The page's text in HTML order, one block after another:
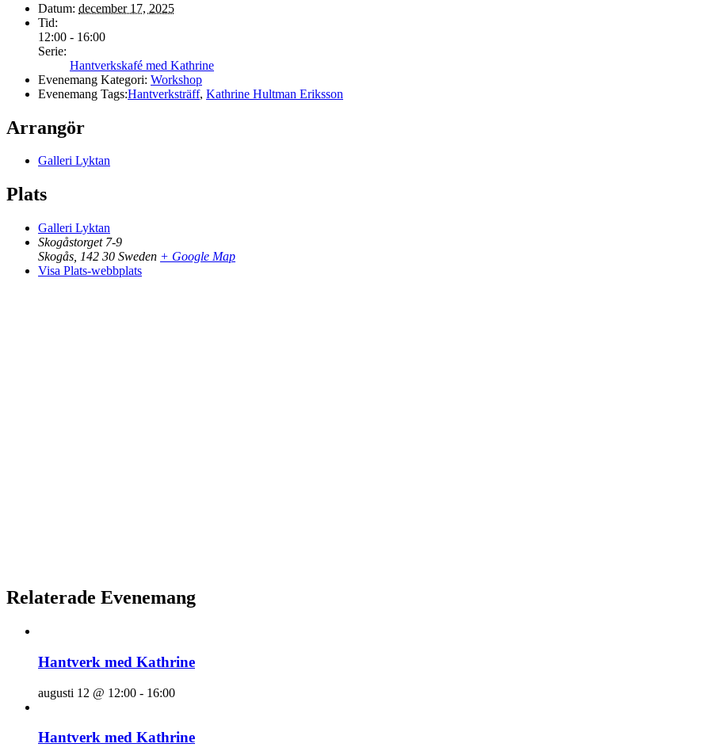
Datum: december 17, 2025
Tid:
12:00 - 16:00
Serie:
Hantverkskafé med Kathrine
Evenemang Kategori: Workshop
Evenemang Tags:Hantverksträff, Kathrine Hultman Eriksson
Arrangör
Galleri Lyktan
Plats
Galleri Lyktan
Skogåstorget 7-9
Skogås 142 30 Sweden + Google Map
Visa Plats-webbplats
Relaterade Evenemang
Hantverk med Kathrine
augusti 12 @ 12:00 - 16:00
Hantverk med Kathrine